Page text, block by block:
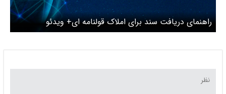
راهنمای دریافت سند برای املاک قولنامه ای+ ویدئو